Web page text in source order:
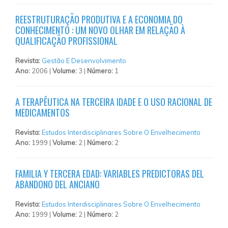
REESTRUTURAÇÃO PRODUTIVA E A ECONOMIA DO
CONHECIMENTO : UM NOVO OLHAR EM RELAÇÃO À
QUALIFICAÇÃO PROFISSIONAL
Revista: Gestão E Desenvolvimento
Ano: 2006 | Volume: 3 | Número: 1
A TERAPÊUTICA NA TERCEIRA IDADE E O USO RACIONAL DE
MEDICAMENTOS
Revista:Estudos Interdisciplinares Sobre O Envelhecimento
Ano: 1999 | Volume: 2 | Número: 2
FAMILIA Y TERCERA EDAD: VARIABLES PREDICTORAS DEL
ABANDONO DEL ANCIANO
Revista:Estudos Interdisciplinares Sobre O Envelhecimento
Ano: 1999 | Volume: 2 | Número: 2